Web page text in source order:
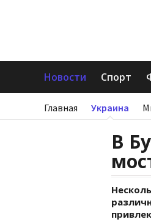
Новости Спорт
Главная Украина
В